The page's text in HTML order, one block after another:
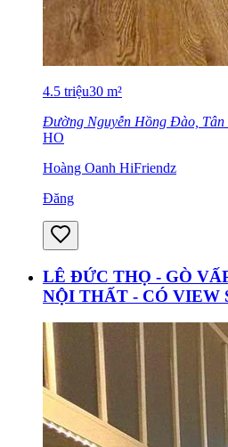
4.5 triệu30 m²
Đường Nguyễn Hồng Đào,
HO
Hoàng Oanh HiFriendz
Đăng
LÊ ĐỨC THỌ - GÒ
NỘI THẤT - CÓ VIEW